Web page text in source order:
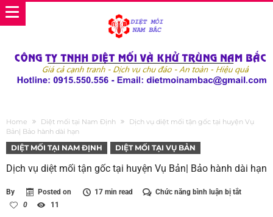
Home Diệt mối tại Nam Định
Dịch vụ diệt mối tận gốc tại huyện Vụ
Bản| Bảo hành dài hạn
DIỆT MỐI TẠI NAM ĐỊNH DIỆT MỐI TẠI VỤ BẢN
Dịch vụ diệt mối tận gốc tại huyện Vụ Bản| Bảo hành dài hạn
By Posted on 17 min read Chức năng bình luận bị tắtở
0 11